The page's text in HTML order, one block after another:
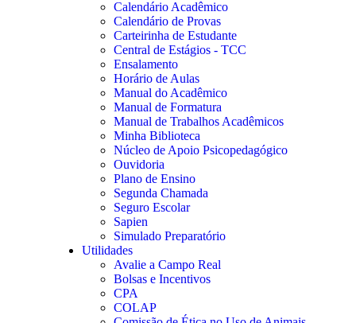
Calendário Acadêmico
Calendário de Provas
Carteirinha de Estudante
Central de Estágios - TCC
Ensalamento
Horário de Aulas
Manual do Acadêmico
Manual de Formatura
Manual de Trabalhos Acadêmicos
Minha Biblioteca
Núcleo de Apoio Psicopedagógico
Ouvidoria
Plano de Ensino
Segunda Chamada
Seguro Escolar
Sapien
Simulado Preparatório
Utilidades
Avalie a Campo Real
Bolsas e Incentivos
CPA
COLAP